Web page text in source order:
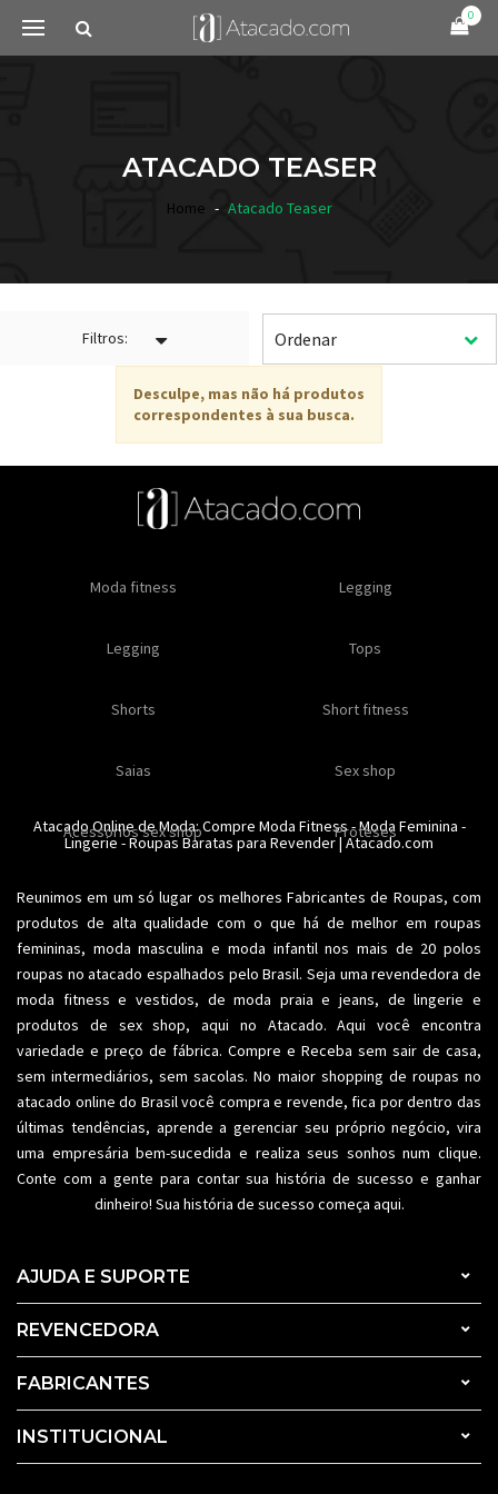
0
ATACADO TEASER
Home Atacado Teaser
Filtros:
Desculpe, mas não há produtos
correspondentes à sua busca.
Especial natal Toda loja
Feminino Moda feminina
Moda feminina Moda íntima
Moda fitness Moda praia
Plus size Acessórios femininos
Masculino Moda masculino
Moda masculina Moda intima masculina
Acessórios masculinos Moda íntima
Calcinhas Soutiens
Conjuntos Modeladores
Moda fitness Legging
Legging Tops
Shorts Short fitness
Saias Sex shop
Acessorios sex shop Proteses
Oleos e cremes Comestiveis
Kits Lançamentos
Ofertas Roupas para revender
Atacado Online de Moda: Compre Moda Fitness-Moda Feminina -
Lingerie-Roupas Baratas para Revender| Atacado.com
Reunimos em um só lugar os melhoresFabricantes de Roupas, com
produtos de alta qualidade com o que há de melhor em roupas
femininas, moda masculina e moda infantil nos mais de 20 polos
roupas no atacado espalhados pelo Brasil. Seja uma revendedora de
moda fitness e vestidos, de moda praia e jeans, de lingerie e
produtos de sex shop, aqui no Atacado. Aqui você encontra
variedade e preço de fábrica. Compre e Receba sem sair de casa,
sem intermediários, sem sacolas. No maior shopping de roupas no
atacado online do Brasil você compra e revende, fica por dentro das
últimas tendências, aprende a gerenciar seu próprio negócio, vira
uma empresária bem-sucedida e realiza seus sonhos num clique.
Conte com a gente para contar sua história de sucesso e ganhar
dinheiro! Sua história de sucesso começa aqui.
AJUDA E SUPORTE
REVENCEDORA
FABRICANTES
INSTITUCIONAL